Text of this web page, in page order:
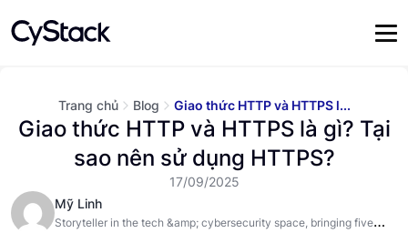
Trang chủ Blog Giao thức HTTP và HTTPS l...
Giao thức HTTP và HTTPS là gì? Tại
sao nên sử dụng HTTPS?
17/09/2025
Mỹ Linh
Storyteller in the tech &amp; cybersecurity space, bringing five